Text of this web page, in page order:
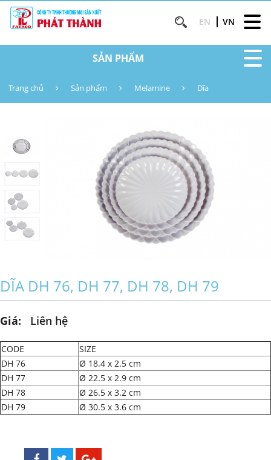
EN VN
SẢN PHẨM
Trang chủ Sản phẩm Melamine Dĩa
DĨA DH 76, DH 77, DH 78, DH 79
Giá: Liên hệ
CODE
SIZE
DH 76
Ø 18.4 x 2.5 cm
DH 77
Ø 22.5 x 2.9 cm
DH 78
Ø 26.5 x 3.2 cm
DH 79
Ø 30.5 x 3.6 cm